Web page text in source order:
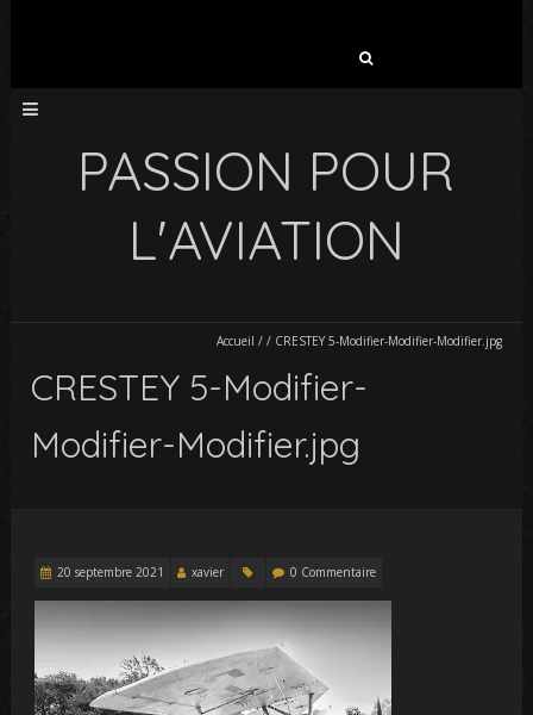
PASSION POUR
L'AVIATION
Accueil / / CRESTEY 5-Modifier-Modifier-Modifier.jpg
CRESTEY 5-Modifier-
Modifier-Modifier.jpg
20 septembre 2021 xavier 0 Commentaire